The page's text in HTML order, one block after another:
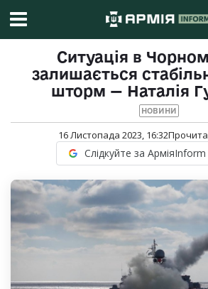
Ситуація в
залишається
шторм — Наталія
НОВИНИ
16 Листопада 2023, 16:32
Слідкуйте за